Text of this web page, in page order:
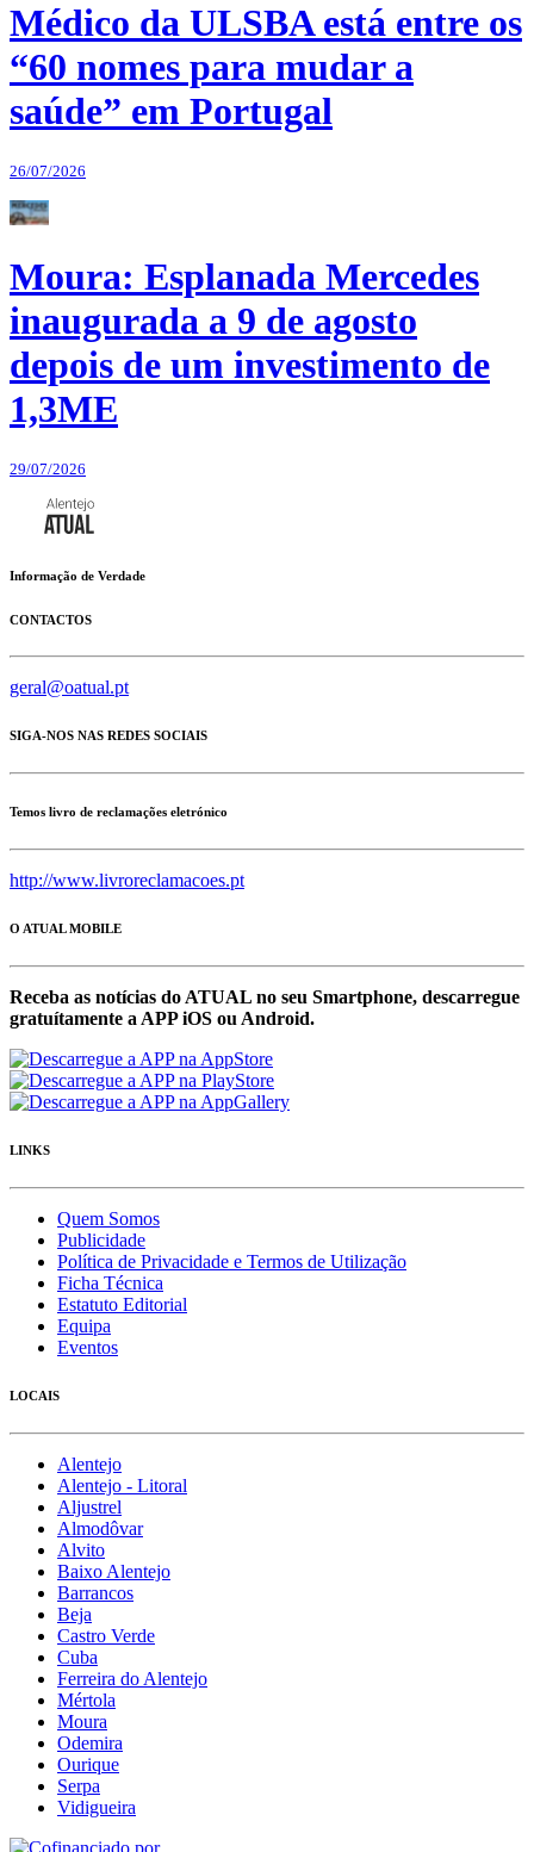
Médico da ULSBA está entre os
“60 nomes para mudar a
saúde” em Portugal
26/07/2026
Moura: Esplanada Mercedes
inaugurada a 9 de agosto
depois de um investimento de
1,3ME
29/07/2026
Informação de Verdade
CONTACTOS
geral@oatual.pt
SIGA-NOS NAS REDES SOCIAIS
Temos livro de reclamações eletrónico
http://www.livroreclamacoes.pt
O ATUAL MOBILE
Receba as notícias do ATUAL no seu Smartphone, descarregue
gratuítamente a APP iOS ou Android.
LINKS
Quem Somos
Publicidade
Política de Privacidade e Termos de Utilização
Ficha Técnica
Estatuto Editorial
Equipa
Eventos
LOCAIS
Alentejo
Alentejo - Litoral
Aljustrel
Almodôvar
Alvito
Baixo Alentejo
Barrancos
Beja
Castro Verde
Cuba
Ferreira do Alentejo
Mértola
Moura
Odemira
Ourique
Serpa
Vidigueira